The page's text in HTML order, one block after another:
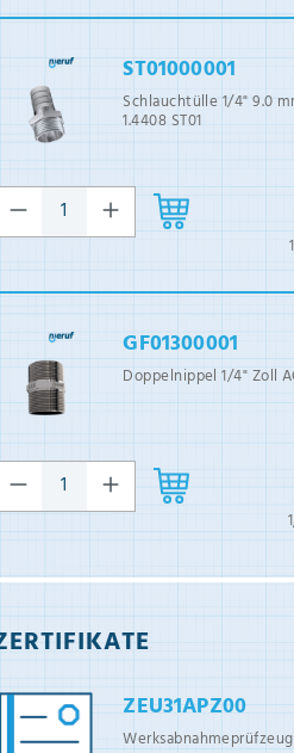
ST01000001
Schlauchtülle 1/4" 9.0
1.4408 ST01
GF01300001
Doppelnippel 1/4" Zoll
ZEU31APZ00